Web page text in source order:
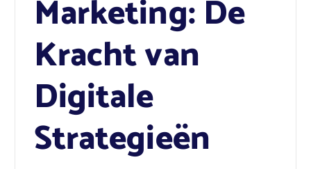
Marketing: De
Kracht van
Digitale
Strategieën